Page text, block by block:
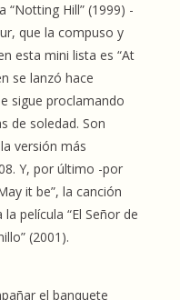
“Notting Hill” (1999) -
que la compuso y
esta mini lista es “At
se lanzó hace
sigue proclamando
de soledad. Son
versión más
Y, por último -por
it be”, la canción
película “El Señor de
(2001).
el banquete